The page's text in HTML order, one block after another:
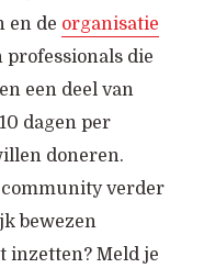
en de organisatie
die
een deel van
dagen per
doneren.
community verder
bewezen
inzetten? Meld je